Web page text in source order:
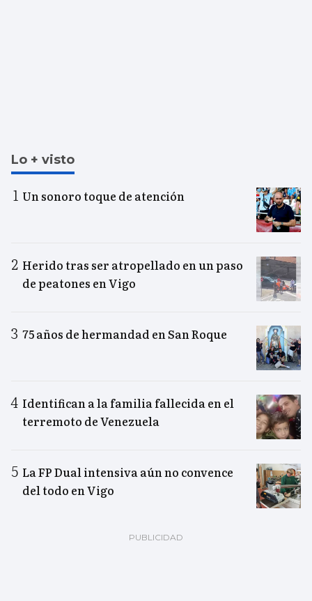
Lo + visto
Un sonoro toque de atención
Herido tras ser atropellado en un paso
de peatones en Vigo
75 años de hermandad en San Roque
Identifican a la familia fallecida en el
terremoto de Venezuela
La FP Dual intensiva aún no convence
del todo en Vigo